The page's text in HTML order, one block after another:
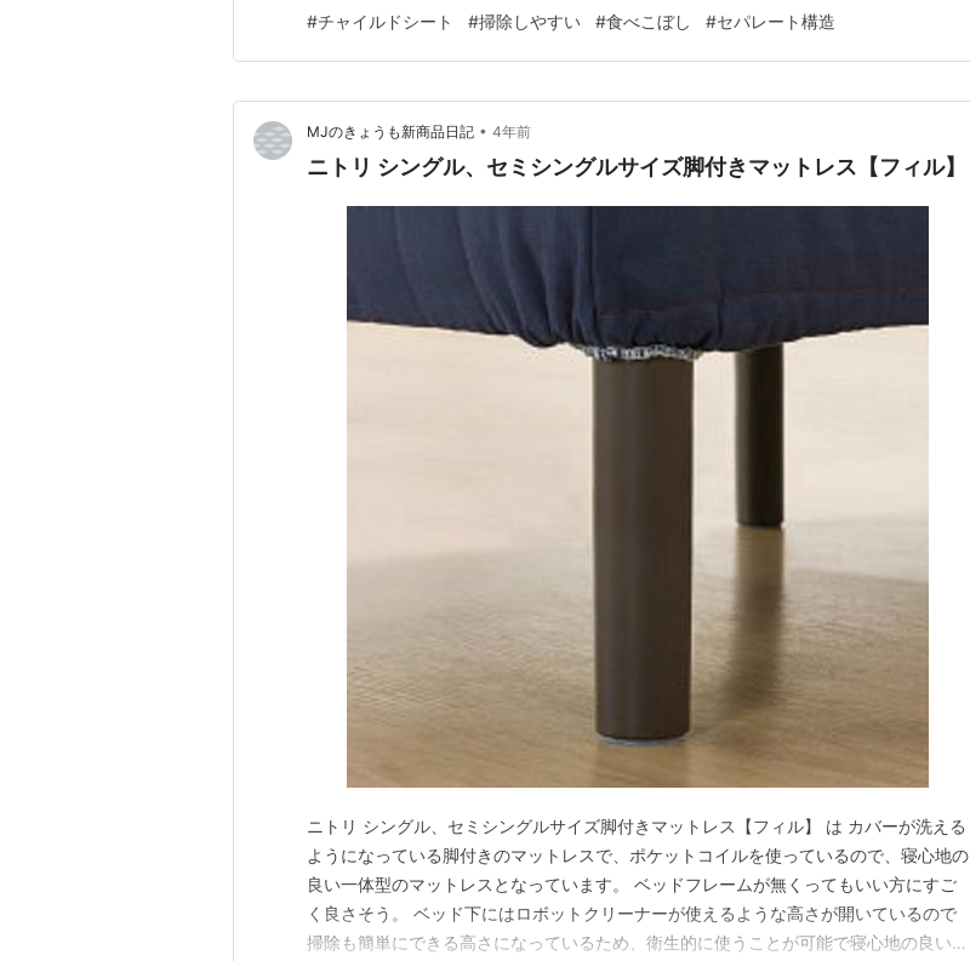
記事では、SEOキーワードである「掃除しやすい チャイルドシート 食べこぼし 対策」
を軸に、プロの視点から、日々のお手入れを劇的に楽…
#チャイルドシート #掃除しやすい #食べこぼし #セパレート構造
MJのきょうも新商品日記 • 4年前
ニトリ シングル、セミシングルサイズ脚付きマットレス【フィル】
ニトリ シングル、セミシングルサイズ脚付きマットレス【フィル】 は カバーが洗える
ようになっている脚付きのマットレスで、ポケットコイルを使っているので、寝心地の
良い一体型のマットレスとなっています。 ベッドフレームが無くってもいい方にすご
く良さそう。 ベッド下にはロボットクリーナーが使えるような高さが開いているので
掃除も簡単にできる高さになっているため、衛生的に使うことが可能で寝心地の良い一